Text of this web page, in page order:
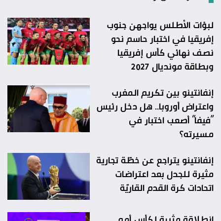
لبؤات الأطلس يواجهن جنوب
إفريقيا في اختبار حاسم نحو
نصف نهائي كأس إفريقيا
وبطاقة مونديال 2027
إنفانتينو بين تكريم المغرب
واعتراض أوروبا.. هل دخل رئيس
“فيفا” أصعب اختبار في
مسيرته؟
إنفانتينو يتراجع عن خطّة تجارية
مثيرة للجدل بعد اعتراضات
اتحادات كرة القدم القاريّة